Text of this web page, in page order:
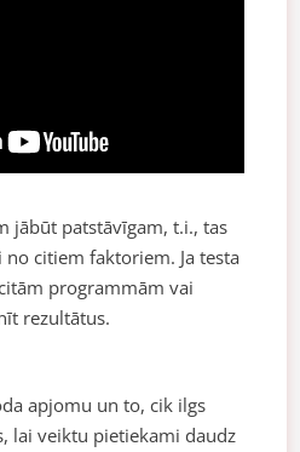
jābūt patstāvīgam, t.i., tas
citiem faktoriem. Ja testa
programmām vai
rezultātus.
apjomu un to, cik ilgs
lai veiktu pietiekami daudz